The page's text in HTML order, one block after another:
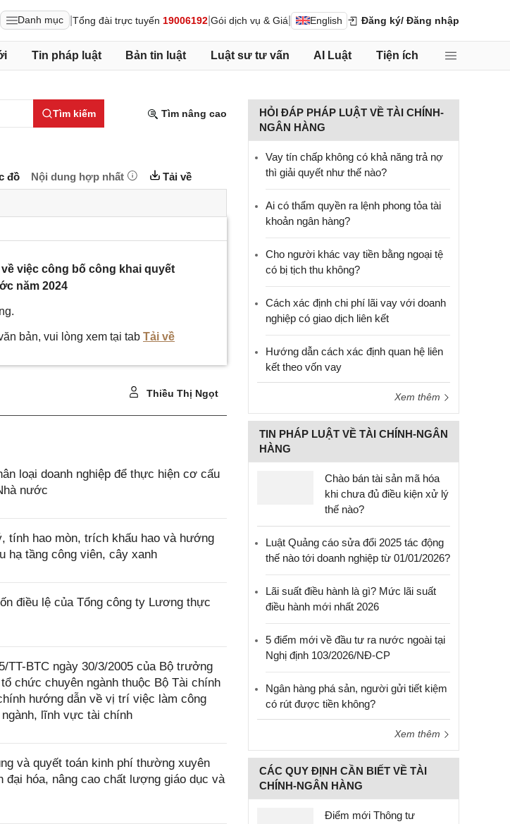
Danh mục Tổng đài trực tuyến 19006192 Gói dịch vụ & Giá English Đăng ký/ Đăng nhập
Tin pháp luật Bản tin luật Luật sư tư vấn AI Luật Tiện ích
Tìm kiếm Tìm nâng cao
đồ Nội dung hợp nhất Tải về
việc công bố công khai quyết
năm 2024
bản, vui lòng xem tại tab Tải về
Thiều Thị Ngọt
loại doanh nghiệp để thực hiện cơ cấu
nước
tính hao mòn, trích khấu hao và hướng
hạ tầng công viên, cây xanh
điều lệ của Tổng công ty Lương thực
TT-BTC ngày 30/3/2005 của Bộ trưởng
chức chuyên ngành thuộc Bộ Tài chính
hướng dẫn về vị trí việc làm công
lĩnh vực tài chính
và quyết toán kinh phí thường xuyên
hóa, nâng cao chất lượng giáo dục và
HỎI ĐÁP PHÁP LUẬT VỀ TÀI CHÍNH-
NGÂN HÀNG
Vay tín chấp không có khả năng trả nợ
thì giải quyết như thế nào?
Ai có thẩm quyền ra lệnh phong tỏa tài
khoản ngân hàng?
Cho người khác vay tiền bằng ngoại tệ
có bị tịch thu không?
Cách xác định chi phí lãi vay với doanh
nghiệp có giao dịch liên kết
Hướng dẫn cách xác định quan hệ liên
kết theo vốn vay
Xem thêm
TIN PHÁP LUẬT VỀ TÀI CHÍNH-NGÂN
HÀNG
Chào bán tài sản mã hóa
khi chưa đủ điều kiện xử lý
thế nào?
Luật Quảng cáo sửa đổi 2025 tác động
thế nào tới doanh nghiệp từ 01/01/2026?
Lãi suất điều hành là gì? Mức lãi suất
điều hành mới nhất 2026
5 điểm mới về đầu tư ra nước ngoài tại
Nghị định 103/2026/NĐ-CP
Ngân hàng phá sản, người gửi tiết kiệm
có rút được tiền không?
Xem thêm
CÁC QUY ĐỊNH CẦN BIẾT VỀ TÀI
CHÍNH-NGÂN HÀNG
Điểm mới Thông tư